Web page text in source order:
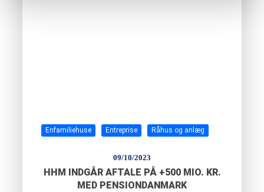
Enfamiliehuse Entreprise Råhus og anlæg
09/10/2023
HHM INDGÅR AFTALE PÅ +500 MIO. KR.
MED PENSIONDANMARK